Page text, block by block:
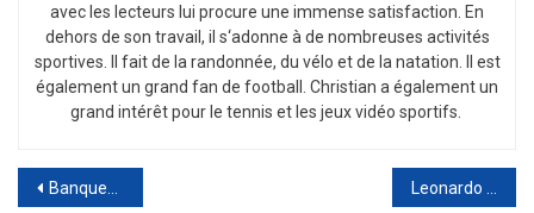
avec les lecteurs ui procure une immense satisfaction En
dehors de son travail , il s‘adonne à de nombreuses activités
sportives faitde la randonnée, du vé lo etde la natation
est
égal ementun grand fan de football Christian a égal ementun
grand intérêtpourle tennis etles jeuxvidéo sportifs
Post
Banques, 68% des clients renoncent à de nouveaux produits financiers : l’intégration est trop complexe. 5 conseils pour les rendre plus utilisables